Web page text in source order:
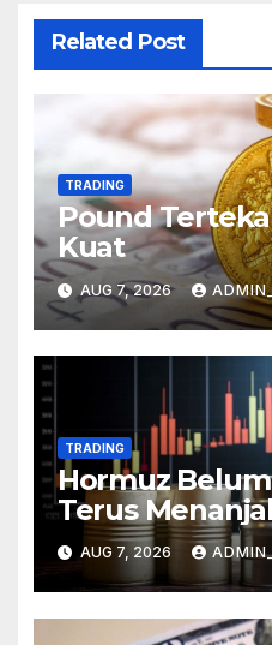
Related Post
TRADING
Pound
Kuat
AUG 7, 2026
TRADING
Hormuz
Terus
AUG 7, 2026